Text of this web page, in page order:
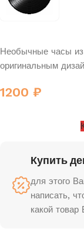
Необычные часы из
оригинальным
1200 ₽
Купить
для этого
написать,
какой товар